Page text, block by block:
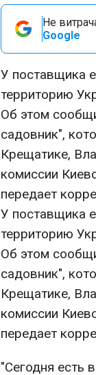
Не
Google
У поставщика
территорию
Об этом
садовник",
Крещатике,
комиссии
передает
У поставщика
территорию
Об этом
садовник",
Крещатике,
комиссии
передает
"Сегодня есть